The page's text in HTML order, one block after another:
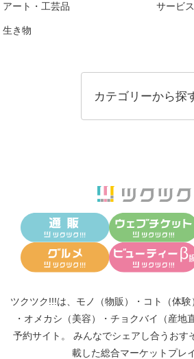
アート・工芸品 サービス
生き物
カテゴリーから探
ツクツク!!!は、 モノ（物販） ・ コト（体験
・ オメカシ（美容） ・ チョクバイ（産地
予約サイト。
みんなでシェアし合う おす
載した総合マーケットプレ